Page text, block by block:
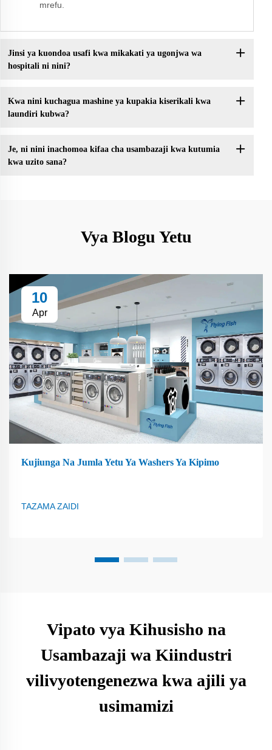
mrefu.
Jinsi ya kuondoa usafi kwa mikakati ya ugonjwa wa
hospitali ni nini?
Kwa nini kuchagua mashine ya kupakia kiserikali kwa
laundiri kubwa?
Je, ni nini inachomoa kifaa cha usambazaji kwa kutumia
kwa uzito sana?
Vya Blogu Yetu
10
Apr
Kujiunga Na Jumla Yetu Ya Washers Ya Kipimo
TAZAMA ZAIDI
Vipato vya Kihusisho na
Usambazaji wa Kiindustri
vilivyotengenezwa kwa ajili ya
usimamizi